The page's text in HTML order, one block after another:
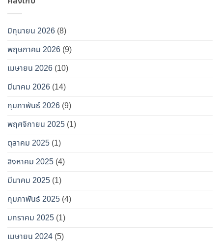
มิถุนายน 2026 (8)
พฤษภาคม 2026 (9)
เมษายน 2026 (10)
มีนาคม 2026 (14)
กุมภาพันธ์ 2026 (9)
พฤศจิกายน 2025 (1)
ตุลาคม 2025 (1)
สิงหาคม 2025 (4)
มีนาคม 2025 (1)
กุมภาพันธ์ 2025 (4)
มกราคม 2025 (1)
เมษายน 2024 (5)